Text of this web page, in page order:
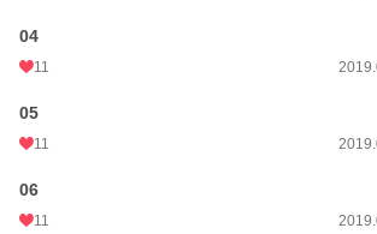
年間ポイント
累計ポイント
04
11
05
11
06
11